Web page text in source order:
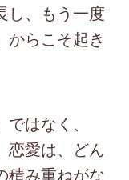
し、もう一度
からこそ起き
はなく、
恋愛は、どん
積み重ねがな